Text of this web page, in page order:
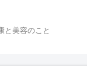
と美容のこと